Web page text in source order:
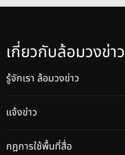
เกี่ยวกับล้อมวงข่าว
รู้จักเรา ล้อมวงข่าว
แจ้งข่าว
กฎการใช้พื้นที่สื่อ